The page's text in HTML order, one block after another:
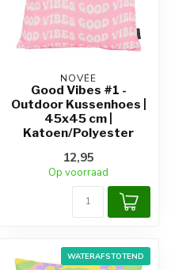
NOVÉE
Good Vibes #1 -
Outdoor Kussenhoes |
45x45 cm |
Katoen/Polyester
12,95
Op voorraad
WATERAFSTOTEND